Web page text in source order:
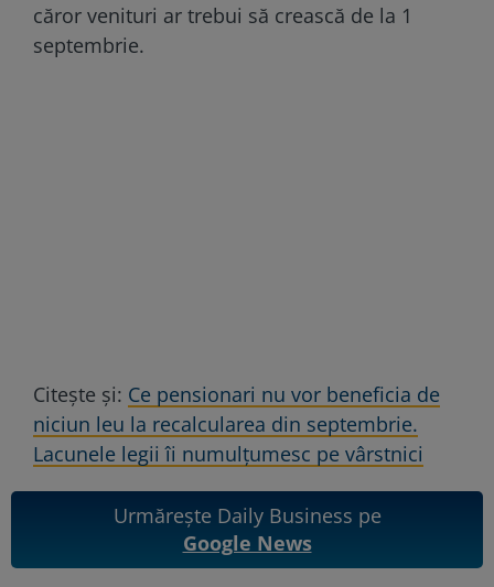
căror venituri ar trebui să crească de la 1
septembrie.
Citește și: Ce pensionari nu vor beneficia de
niciun leu la recalcularea din septembrie.
Lacunele legii îi numulțumesc pe vârstnici
Urmărește Daily Business pe
Google News